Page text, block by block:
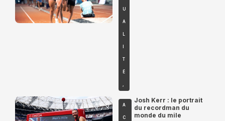
U
A
L
T
É
,
A
C
Josh Kerr : le portrait
du recordman du
monde du mile